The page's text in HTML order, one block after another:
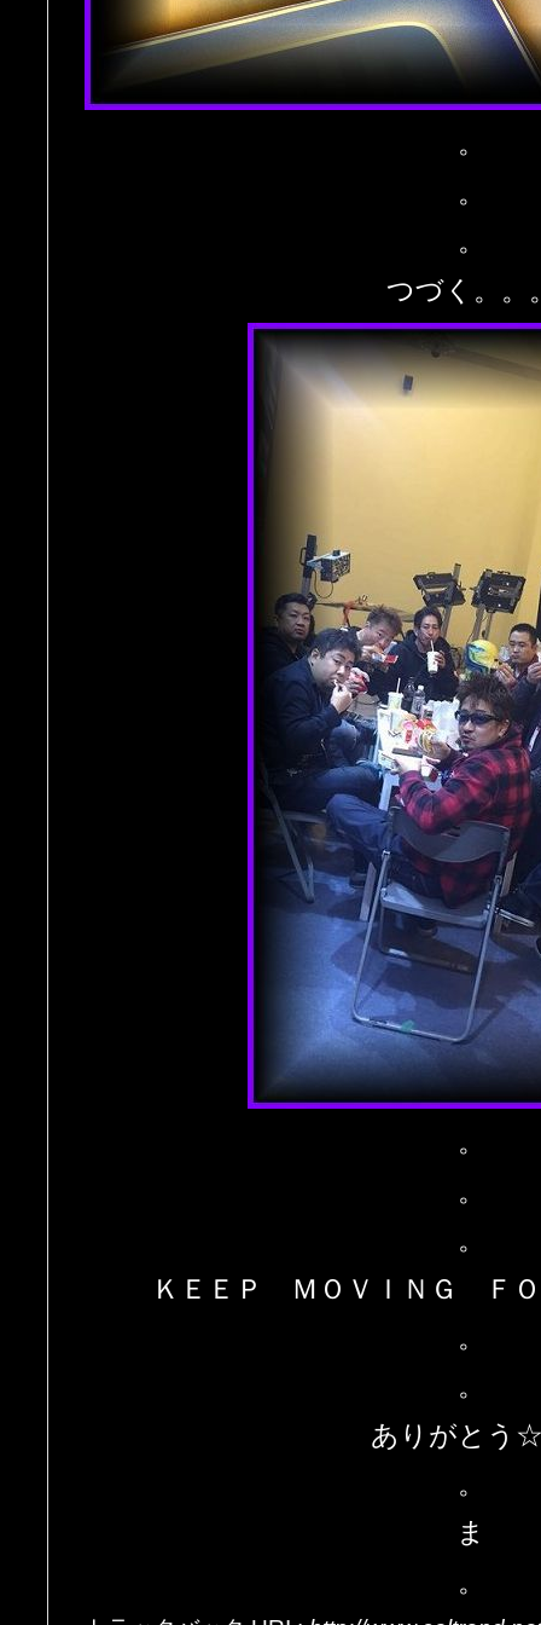
。
。
。
つづく。。
。
。
。
ＫＥＥＰ ＭＯＶＩＮＧ Ｆ
。
。
ありがとう
。
ま
。